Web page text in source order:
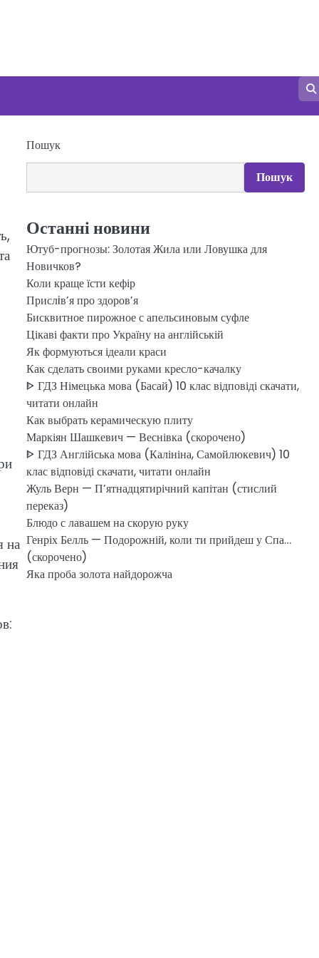
на
Пошук
Пошук
Останні новини
Ютуб-прогнозы: Золотая Жила или Ловушка для
Новичков?
Коли краще їсти кефір
Прислiв’я про здоров’я
Бисквитное пирожное с апельсиновым суфле
Цікаві факти про Україну на англійській
Як формуються ідеали краси
Как сделать своими руками кресло-качалку
ᐈ ГДЗ Німецька мова (Басай) 10 клас відповіді скачати,
читати онлайн
Как выбрать керамическую плиту
Маркіян Шашкевич — Веснівка (скорочено)
ᐈ ГДЗ Англійська мова (Калініна, Самойлюкевич) 10
клас відповіді скачати, читати онлайн
Жуль Верн — П’ятнадцятирічний капітан (стислий
переказ)
Блюдо с лавашем на скорую руку
Генріх Белль — Подорожній, коли ти прийдеш у Спа…
(скорочено)
Яка проба золота найдорожча